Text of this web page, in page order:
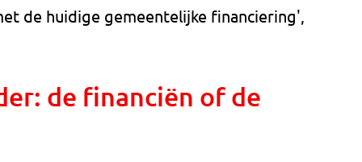
de huidige gemeentelijke financiering',
de financiën of de